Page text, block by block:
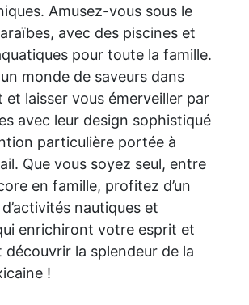
Amusez-vous sous le
avec des piscines et
pour toute la famille.
monde de saveurs dans
et laisser vous émerveiller par
avec leur design sophistiqué
particulière portée à
Que vous soyez seul, entre
en famille, profitez d’un
nautiques et
enrichiront votre esprit et
la splendeur de la
!